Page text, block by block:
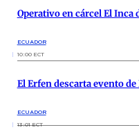
Operativo en cárcel El Inca
ECUADOR
10:00 ECT
El Erfen descarta evento
ECUADOR
13:01 ECT